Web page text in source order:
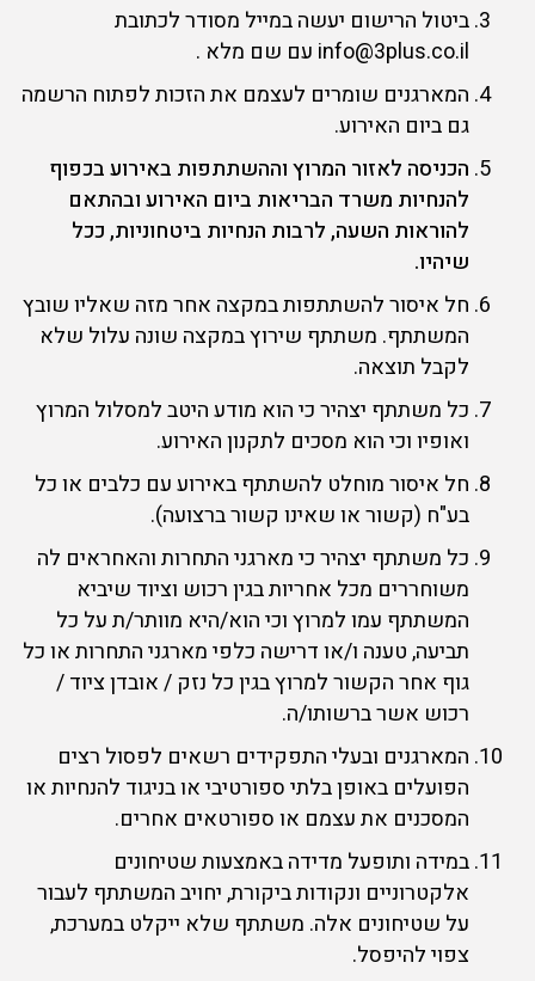
ביטול הרישום יעשה במייל מסודר לכתובת
info@3plus.co.il עם שם מלא .
המארגנים שומרים לעצמם את הזכות לפתוח הרשמה
גם ביום האירוע.
הכניסה לאזור המרוץ וההשתתפות באירוע בכפוף
להנחיות משרד הבריאות ביום האירוע ובהתאם
להוראות השעה, לרבות הנחיות ביטחוניות, ככל
שיהיו.
חל איסור להשתתפות במקצה אחר מזה שאליו שובץ
המשתתף. משתתף שירוץ במקצה שונה עלול שלא
לקבל תוצאה.
כל משתתף יצהיר כי הוא מודע היטב למסלול המרוץ
ואופיו וכי הוא מסכים לתקנון האירוע.
חל איסור מוחלט להשתתף באירוע עם כלבים או כל
בע"ח (קשור או שאינו קשור ברצועה).
כל משתתף יצהיר כי מארגני התחרות והאחראים לה
משוחררים מכל אחריות בגין רכוש וציוד שיביא
המשתתף עמו למרוץ וכי הוא/היא מוותר/ת על כל
תביעה, טענה ו/או דרישה כלפי מארגני התחרות או כל
גוף אחר הקשור למרוץ בגין כל נזק / אובדן ציוד /
רכוש אשר ברשותו/ה.
המארגנים ובעלי התפקידים רשאים לפסול רצים
הפועלים באופן בלתי ספורטיבי או בניגוד להנחיות או
המסכנים את עצמם או ספורטאים אחרים.
במידה ותופעל מדידה באמצעות שטיחונים
אלקטרוניים ונקודות ביקורת, יחויב המשתתף לעבור
על שטיחונים אלה. משתתף שלא ייקלט במערכת,
צפוי להיפסל.